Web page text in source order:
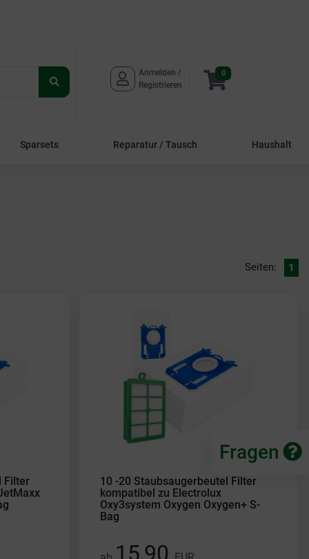
starten
Anmelden /
Registrieren
0
Sparsets Reparatur / Tausch Haushalt
Seiten: 1
Filter
10 -20 Staubsaugerbeutel Filter
kompatibel zu Electrolux
Oxy3system Oxygen Oxygen+ S-
Bag
15,90
Fragen